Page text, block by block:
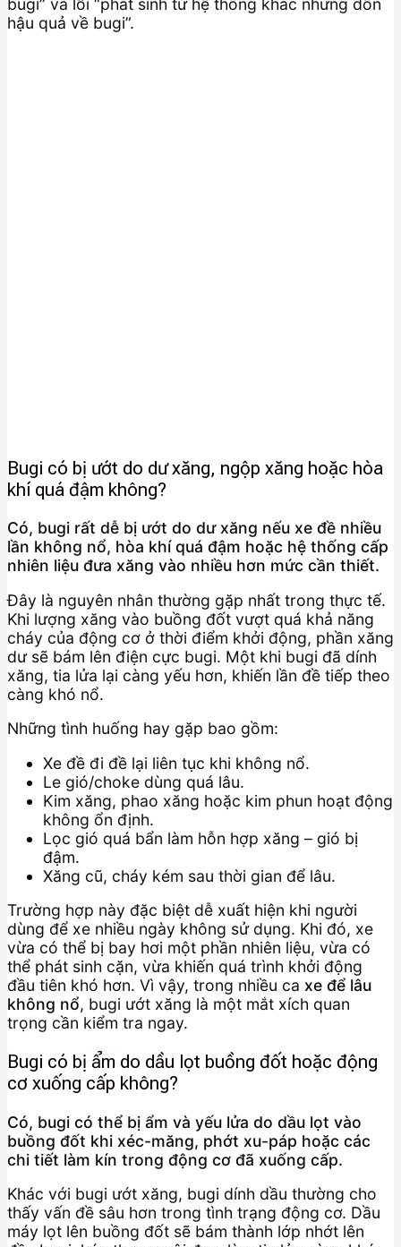
bugi” và lỗi “phát sinh từ hệ thống khác nhưng dồn
hậu quả về bugi”.
Bugi có bị ướt do dư xăng, ngộp xăng hoặc hòa
khí quá đậm không?
Có, bugi rất dễ bị ướt do dư xăng nếu xe đề nhiều
lần không nổ, hòa khí quá đậm hoặc hệ thống cấp
nhiên liệu đưa xăng vào nhiều hơn mức cần thiết.
Đây là nguyên nhân thường gặp nhất trong thực tế.
Khi lượng xăng vào buồng đốt vượt quá khả năng
cháy của động cơ ở thời điểm khởi động, phần xăng
dư sẽ bám lên điện cực bugi. Một khi bugi đã dính
xăng, tia lửa lại càng yếu hơn, khiến lần đề tiếp theo
càng khó nổ.
Những tình huống hay gặp bao gồm:
Xe đề đi đề lại liên tục khi không nổ.
Le gió/choke dùng quá lâu.
Kim xăng, phao xăng hoặc kim phun hoạt động
không ổn định.
Lọc gió quá bẩn làm hỗn hợp xăng – gió bị
đậm.
Xăng cũ, cháy kém sau thời gian để lâu.
Trường hợp này đặc biệt dễ xuất hiện khi người
dùng để xe nhiều ngày không sử dụng. Khi đó, xe
vừa có thể bị bay hơi một phần nhiên liệu, vừa có
thể phát sinh cặn, vừa khiến quá trình khởi động
đầu tiên khó hơn. Vì vậy, trong nhiều ca xe để lâu
không nổ, bugi ướt xăng là một mắt xích quan
trọng cần kiểm tra ngay.
Bugi có bị ẩm do dầu lọt buồng đốt hoặc động
cơ xuống cấp không?
Có, bugi có thể bị ẩm và yếu lửa do dầu lọt vào
buồng đốt khi xéc-măng, phớt xu-páp hoặc các
chi tiết làm kín trong động cơ đã xuống cấp.
Khác với bugi ướt xăng, bugi dính dầu thường cho
thấy vấn đề sâu hơn trong tình trạng động cơ. Dầu
máy lọt lên buồng đốt sẽ bám thành lớp nhớt lên